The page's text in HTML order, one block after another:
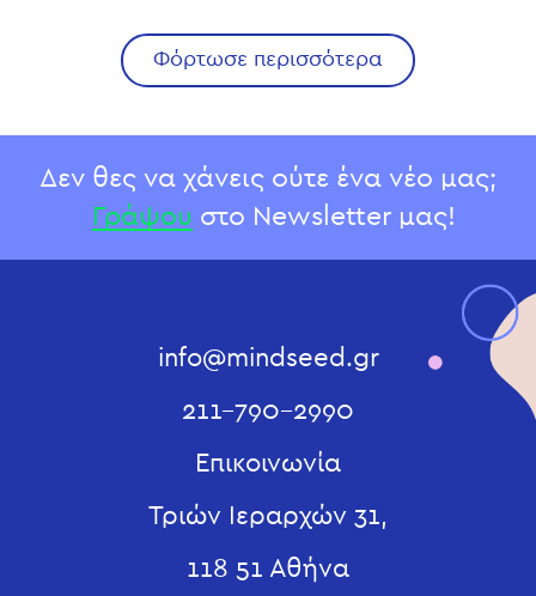
Φόρτωσε περισσότερα
Δεν θες να χάνεις ούτε ένα νέο μας;
Γράψου στο Newsletter μας!
info@mindseed.gr
211-790-2990
Επικοινωνία
Τριών Ιεραρχών 31,
118 51 Αθήνα